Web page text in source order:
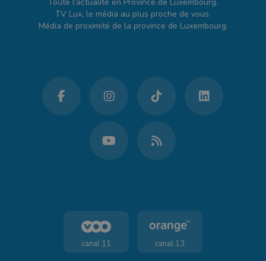
TV Lux, le média au plus proche de vous.
Média de proximité de la province de Luxembourg.
canal 11 canal 13